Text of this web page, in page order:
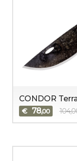
CONDOR
€ 78,00